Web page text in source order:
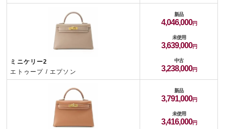
ミニケリー2
エトゥープ / エプソン
新品
4,046,000
未使用
3,639,000
中古
3,238,000
新品
3,791,000
未使用
3,416,000